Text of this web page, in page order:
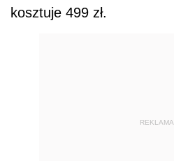
kosztuje 499 zł.
REKLAMA